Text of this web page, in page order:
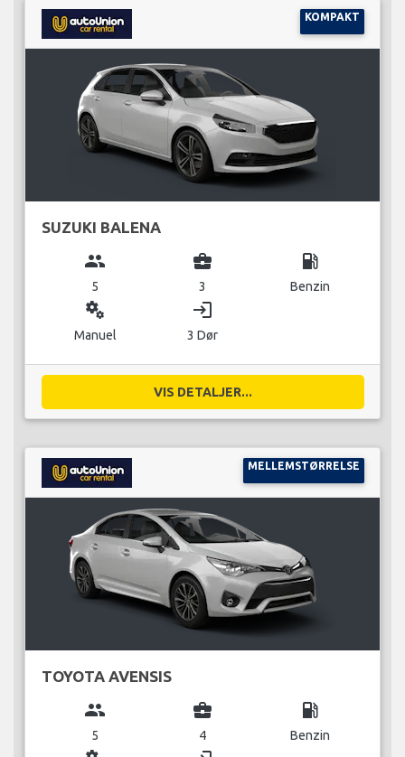
KOMPAKT
SUZUKI BALENA
group
5
business_center
3
local_gas_station
Benzin
miscellaneous_services
Manuel
login
3 Dør
VIS DETALJER...
MELLEMSTØRRELSE
TOYOTA AVENSIS
group
5
business_center
4
local_gas_station
Benzin